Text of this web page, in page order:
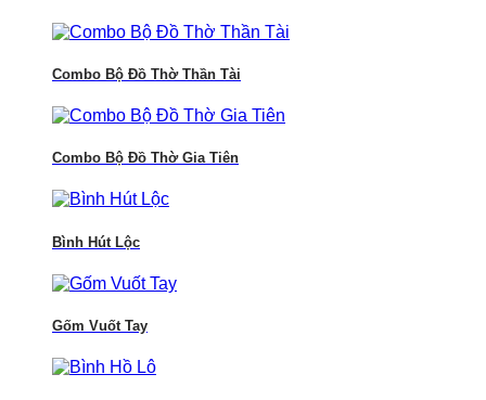
Combo Bộ Đồ Thờ Thần Tài
Combo Bộ Đồ Thờ Gia Tiên
Bình Hút Lộc
Gốm Vuốt Tay